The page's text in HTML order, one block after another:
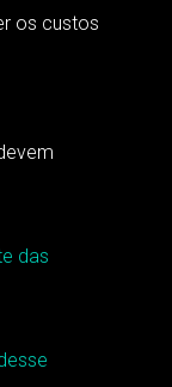
os custos
das